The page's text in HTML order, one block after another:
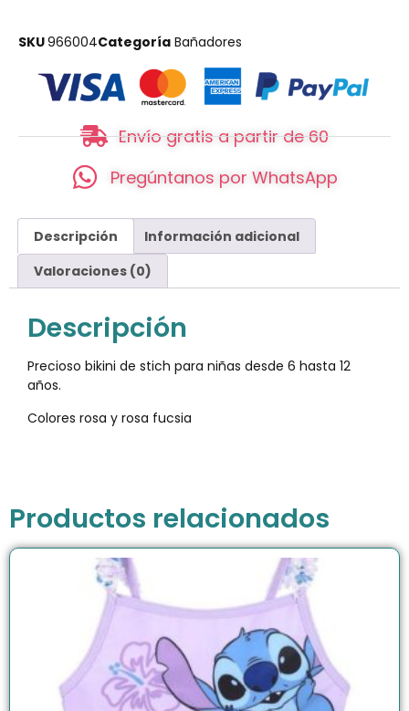
SKU966004Categoría Bañadores
Envío gratis a partir de 60
Pregúntanos por WhatsApp
Descripción
Información adicional
Valoraciones (0)
Descripción
Precioso bikini de stich para niñas desde 6 hasta 12
años.
Colores rosa y rosa fucsia
Productos relacionados